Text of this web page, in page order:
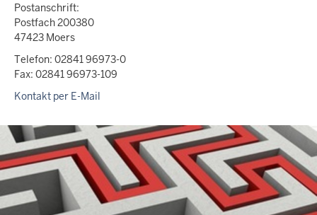
Postanschrift:
Postfach 200380
47423 Moers
Telefon: 02841 96973-0
Fax: 02841 96973-109
Kontakt per E-Mail